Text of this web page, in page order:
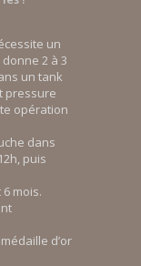
un
2 à 3
un tank
pressure
opération
dans
puis
mois.
d’or